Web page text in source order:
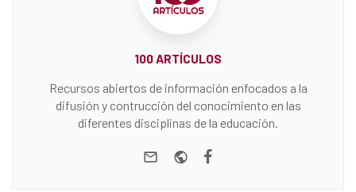
100 ARTÍCULOS
Recursos abiertos de información enfocados a la
difusión y contrucción del conocimiento en las
diferentes disciplinas de la educación.
e-mail Website